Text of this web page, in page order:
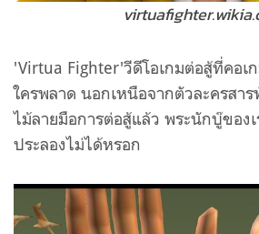
'Virtua Fighter'วีดีโอเกมต่อสู้ที่คอเ
ใครพลาด นอกเหนือจากตัวละครสา
ไม้ลายมือการต่อสู้แล้ว พระนักบู๊ของ
ประลองไม่ได้หรอก